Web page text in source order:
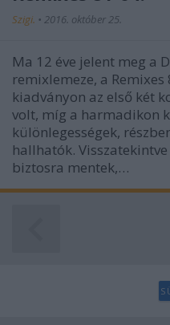
Szigi. • 2016. október 25.
Ma 12 éve jelent meg a
remixlemeze, a
kiadványon az első két
volt, míg a harmadikon
különlegességek,
hallhatók.
biztosra mentek,…